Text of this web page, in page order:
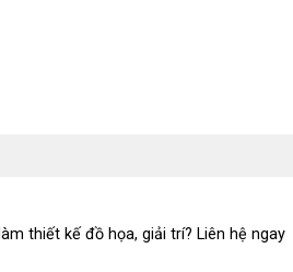
làm thiết kế đồ họa, giải trí? Liên hệ ngay